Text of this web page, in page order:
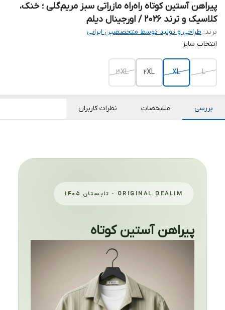
پیراهن آستین کوتاه راه‌راه مازراتی سبز مریم‌گلی ؛ خنک،
کلاسیک و ترند ۲۰۲۶ / اورجینال دیلم
برند: طراحی و تولید توسط متخصصین ایرانی
انتخاب سایز
L
XL
2XL
3XL
بررسی مشخصات نظرات کاربران
ORIGINAL DEALIM · تابستان ۱۴۰۵
پیراهن آستین کوتاه